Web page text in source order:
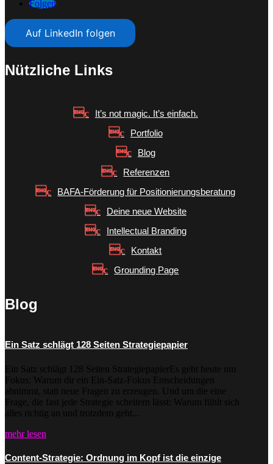
Folgen
Auf LinkedIn folgen
Nützliche Links
It’s not magic. It’s einfach.
Portfolio
Blog
Referenzen
BAFA-Förderung für Positionierungsberatung
Deine neue Website
Intellectual Branding
Kontakt
Grounding Page
Blog
Ein Satz schlägt 128 Seiten Strategiepapier
Ein Satz schlägt 128 Seiten StrategiepapierEs geht heute um
Fokus: Warum dir ein Ein-Satz-Fokus Entscheidungen
abnimmt, statt neue Fragen zu erzeugen. Und um die eine
Frage, die fast jede Strategie scheitern lässt: Warum fühlt sich
alles richtig an und trotzdem geht...
mehr lesen
Content-Strategie: Ordnung im Kopf ist die einzige